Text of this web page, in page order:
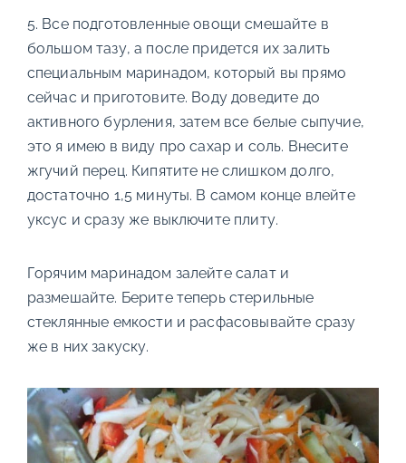
5. Все подготовленные овощи смешайте в
большом тазу, а после придется их залить
специальным маринадом, который вы прямо
сейчас и приготовите. Воду доведите до
активного бурления, затем все белые сыпучие,
это я имею в виду про сахар и соль. Внесите
жгучий перец. Кипятите не слишком долго,
достаточно 1,5 минуты. В самом конце влейте
уксус и сразу же выключите плиту.
Горячим маринадом залейте салат и
размешайте. Берите теперь стерильные
стеклянные емкости и расфасовывайте сразу
же в них закуску.